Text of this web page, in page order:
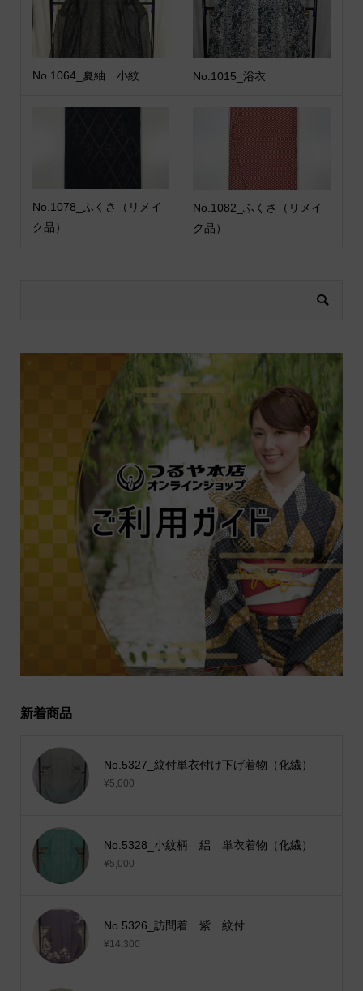
No.1064_夏紬 小紋 No.1015_浴衣
No.1078_ふくさ（リメイ
ク品）
No.1082_ふくさ（リメイ
ク品）
新着商品
No.5327_紋付単衣付け下げ着物（化繊）
¥5,000
No.5328_小紋柄 絽 単衣着物（化繊）
¥5,000
No.5326_訪問着 紫 紋付
¥14,300